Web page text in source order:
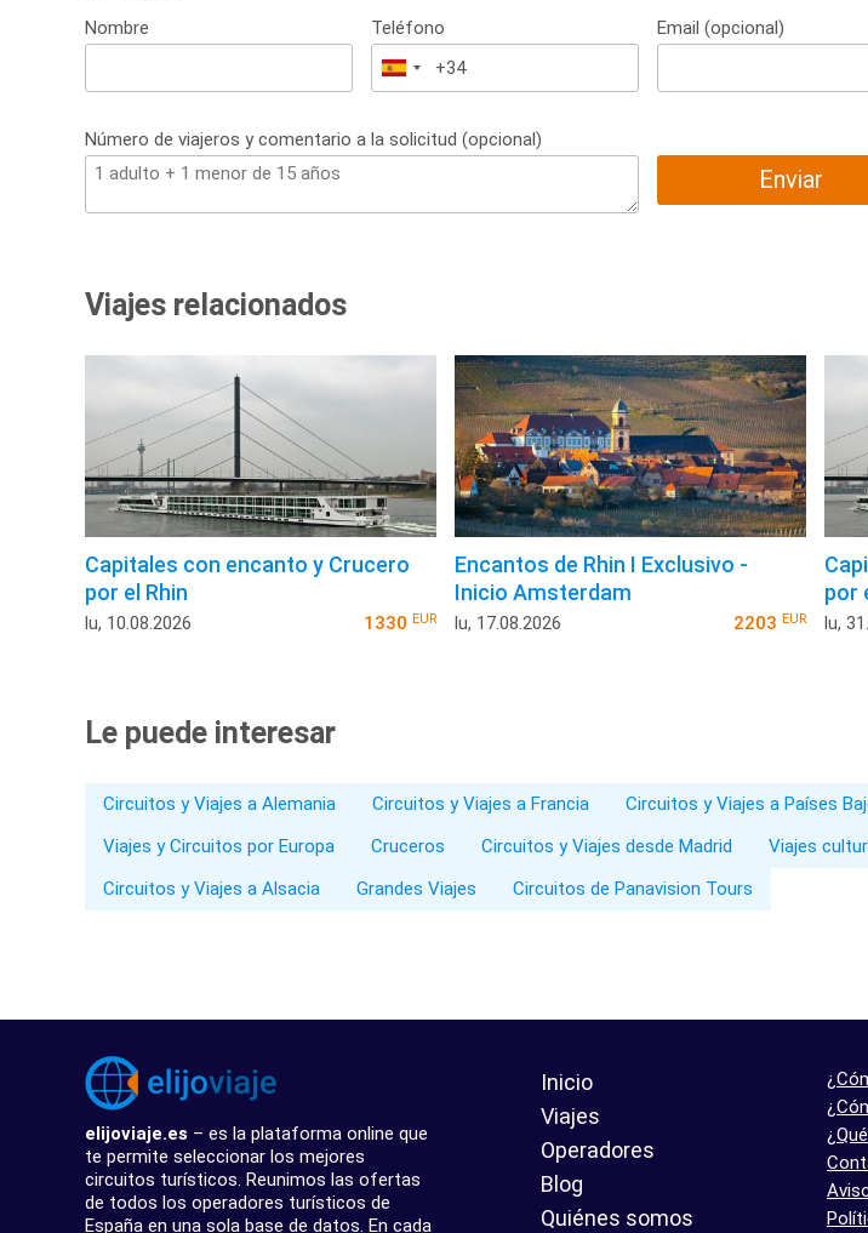
Nombre
Teléfono
España
+34
Email (opcional)
Número de viajeros y comentario a la solicitud (opcional)
Enviar
Viajes relacionados
Capitales con encanto y Crucero
por el Rhin
lu, 10.08.2026 1330 EUR
Encantos de Rhin I Exclusivo -
Inicio Amsterdam
lu, 17.08.2026 2203 EUR
por
lu,
Le puede interesar
Circuitos y Viajes a Alemania Circuitos y Viajes a Francia Circuitos y Viajes a Países
Viajes y Circuitos por Europa
Cruceros Circuitos y Viajes desde Madrid Viajes
Circuitos y Viajes a Alsacia
Grandes Viajes Circuitos de Panavision Tours
elijoviaje.es – es la plataforma online que
te permite seleccionar los mejores
circuitos turísticos. Reunimos las ofertas
de todos los operadores turísticos de
España en una sola base de datos. En cada
Inicio
Viajes
Operadores
Blog
Quiénes somos